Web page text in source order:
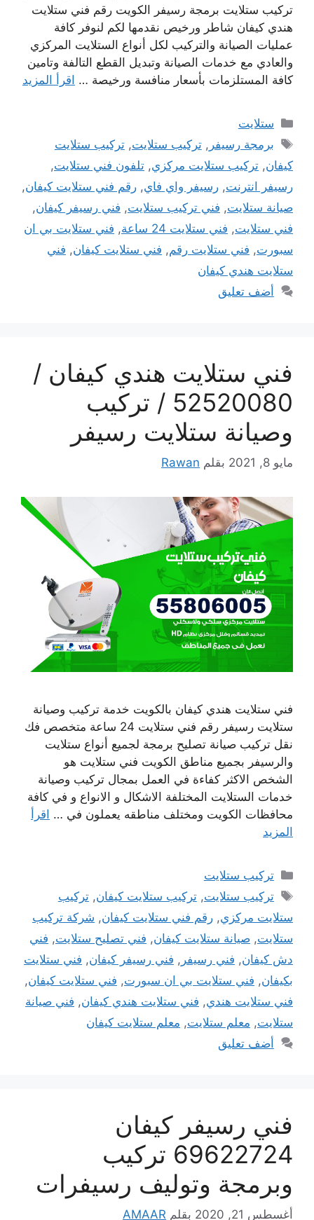
تركيب ستلايت برمجة رسيفر الكويت رقم فني ستلايت
هندي كيفان شاطر ورخيص نقدمها لكم لنوفر كافة
عمليات الصيانة والتركيب لكل أنواع الستلايت المركزي
والعادي مع خدمات الصيانة وتبديل القطع التالفة وتامين
كافة المستلزمات بأسعار منافسة ورخيصة … اقرأ المزيد
التصنيفات
ستلايت
الوسوم
برمجة رسيفر ,تركيب ستلايت,تركيب ستلايت
كيفان, تركيب ستلايت مركزي, تلفون فني ستلايت,
رسيفر انترنت, رسيفر واي فاي, رقم فني ستلايت كيفان,
صيانة ستلايت, فني تركيب ستلايت, فني رسيفر كيفان,
فني ستلايت, فني ستلايت 24 ساعة , فني ستلايت بي ان
سبورت, فني ستلايت رقم, فني ستلايت كيفان, فني
ستلايت هندي كيفان
أضف تعليق
فني ستلايت هندي كيفان /
52520080 / تركيب
وصيانة ستلايت رسيفر
مايو 8, 2021 بقلم Rawan
فني ستلايت هندي كيفان بالكويت خدمة تركيب وصيانة
ستلايت رسيفر رقم فني ستلايت 24 ساعة متخصص فك
نقل تركيب صيانة تصليح برمجة لجميع أنواع ستلايت
والرسيفر بجميع مناطق الكويت فني ستلايت هو
الشخص الاكثر كفاءة في العمل بمجال تركيب وصيانة
خدمات الستلايت المختلفة الاشكال و الانواع و في كافة
محافظات الكويت ومختلف مناطقه يعملون في … اقرأ
المزيد
التصنيفات
تركيب ستلايت
الوسوم
تركيب ستلايت,تركيب ستلايت كيفان,تركيب
ستلايت مركزي, رقم فني ستلايت كيفان, شركة تركيب
ستلايت, صيانة ستلايت كيفان, فني تصليح ستلايت, فني
دش كيفان, فني رسيفر , فني رسيفر كيفان, فني ستلايت
بكيفان, فني ستلايت بي ان سبورت, فني ستلايت كيفان,
فني ستلايت هندي, فني ستلايت هندي كيفان, فني صيانة
ستلايت, معلم ستلايت, معلم ستلايت كيفان
أضف تعليق
فني رسيفر كيفان
69622724 تركيب
وبرمجة وتوليف رسيفرات
أغسطس 21, 2020 بقلم AMAAR